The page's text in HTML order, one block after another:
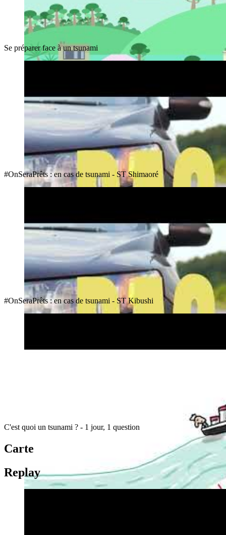
Se préparer face à un tsunami
#OnSeraPrêts : en cas de tsunami - ST Shimaoré
#OnSeraPrêts : en cas de tsunami - ST Kibushi
C'est quoi un tsunami ? - 1 jour, 1 question
Carte
Replay